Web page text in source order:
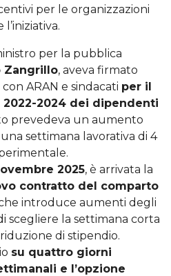
per le organizzazioni
per la pubblica
Zangrillo, aveva firmato
con ARAN e sindacati per il
2024 dei dipendenti
prevedeva un aumento
settimana lavorativa di 4
2025, è arrivata la
contratto del comparto
introduce aumenti degli
scegliere la settimana corta
di stipendio.
su quattro giorni
e l’opzione